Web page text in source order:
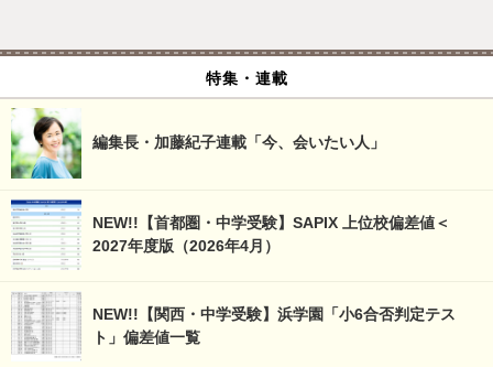
特集・連載
編集長・加藤紀子連載「今、会いたい人」
NEW!!【首都圏・中学受験】SAPIX 上位校偏差値＜
2027年度版（2026年4月）
NEW!!【関西・中学受験】浜学園「小6合否判定テス
ト」偏差値一覧